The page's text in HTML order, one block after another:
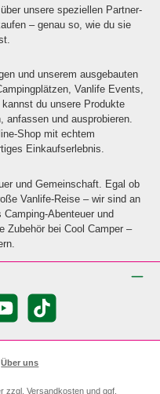
unsere speziellen Partner-
– genau so, wie du sie
und unserem ausgebauten
Vanlife Events,
du unsere Produkte
anfassen und ausprobieren.
Shop mit echtem
Einkaufserlebnis.
und Gemeinschaft. Egal ob
Vanlife-Reise – wir sind an
Abenteuer und
Zubehör bei Cool Camper –
TikTok
Über uns
zzgl. Versandkosten und ggf.